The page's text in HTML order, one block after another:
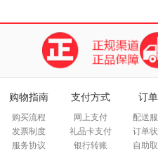
购物指南
购买流程
发票制度
服务协议
支付方式
网上支付
礼品卡支付
银行转账
订
配送
订单
自助